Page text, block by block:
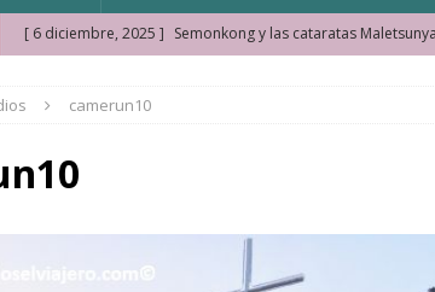
[ 6 diciembre, 2025 ] Semonkong y las cataratas
KAZAJISTÁN
[ 22 noviembre, 2025 ]
[ 9 octubre, 2025 ] JAMAICA. La historia de la misteriosa
Cómo moverse en Seychelles de
camerun10